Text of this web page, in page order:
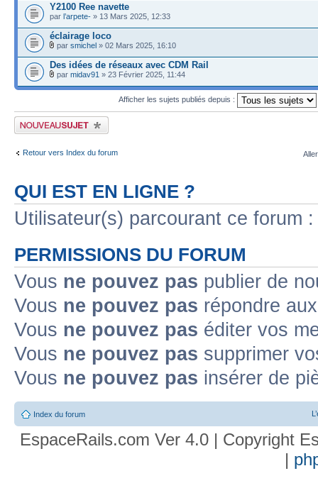
Y2100 Ree navette
par l’arpete- » 13 Mars 2025, 12:33
éclairage loco
par smichel » 02 Mars 2025, 16:10
Des idées de réseaux avec CDM Rail
par midav91 » 23 Février 2025, 11:44
Afficher les sujets publiés depuis :
Publier un nouveau sujet
Retour vers Index du forum
QUI EST EN LIGNE ?
Utilisateur(s) parcourant ce forum
PERMISSIONS DU FORUM
Vous ne pouvez pas publier de
Vous ne pouvez pas répondre
Vous ne pouvez pas éditer vos
Vous ne pouvez pas supprimer
Vous ne pouvez pas insérer de
Index du forum
EspaceRails.com Ver 4.0 | Copyright
|